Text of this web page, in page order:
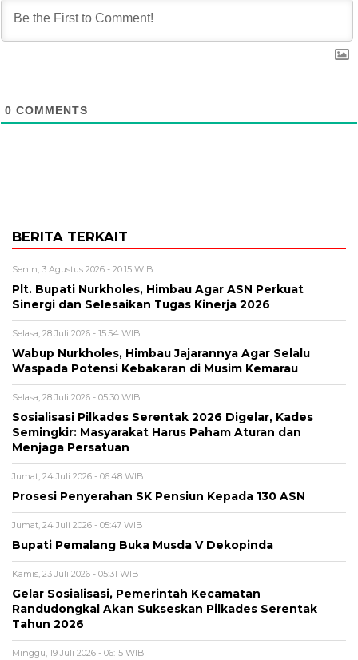
0 COMMENTS
BERITA TERKAIT
Senin, 3 Agustus 2026 - 20:15 WIB
Plt. Bupati Nurkholes, Himbau Agar ASN Perkuat
Sinergi dan Selesaikan Tugas Kinerja 2026
Selasa, 28 Juli 2026 - 15:54 WIB
Wabup Nurkholes, Himbau Jajarannya Agar Selalu
Waspada Potensi Kebakaran di Musim Kemarau
Selasa, 28 Juli 2026 - 05:30 WIB
Sosialisasi Pilkades Serentak 2026 Digelar, Kades
Semingkir: Masyarakat Harus Paham Aturan dan
Menjaga Persatuan
Jumat, 24 Juli 2026 - 06:48 WIB
Prosesi Penyerahan SK Pensiun Kepada 130 ASN
Jumat, 24 Juli 2026 - 05:47 WIB
Bupati Pemalang Buka Musda V Dekopinda
Kamis, 23 Juli 2026 - 05:31 WIB
Gelar Sosialisasi, Pemerintah Kecamatan
Randudongkal Akan Sukseskan Pilkades Serentak
Tahun 2026
Minggu, 19 Juli 2026 - 06:15 WIB